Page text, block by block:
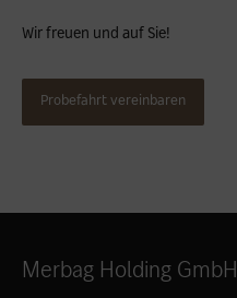
Wir freuen und auf Sie!
Probefahrt vereinbaren
Merbag Holding GmbH